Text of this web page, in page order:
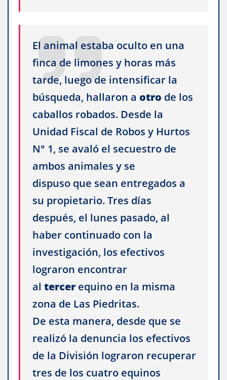
El animal estaba oculto en una
finca de limones y horas más
tarde, luego de intensificar la
búsqueda, hallaron a otro de los
caballos robados. Desde la
Unidad Fiscal de Robos y Hurtos
N° 1, se avaló el secuestro de
ambos animales y se
dispuso que sean entregados a
su propietario. Tres días
después, el lunes pasado, al
haber continuado con la
investigación, los efectivos
lograron encontrar
al tercerequino en la misma
zona de Las Piedritas.
De esta manera, desde que se
realizó la denuncia los efectivos
de la División lograron recuperar
tres de los cuatro equinos